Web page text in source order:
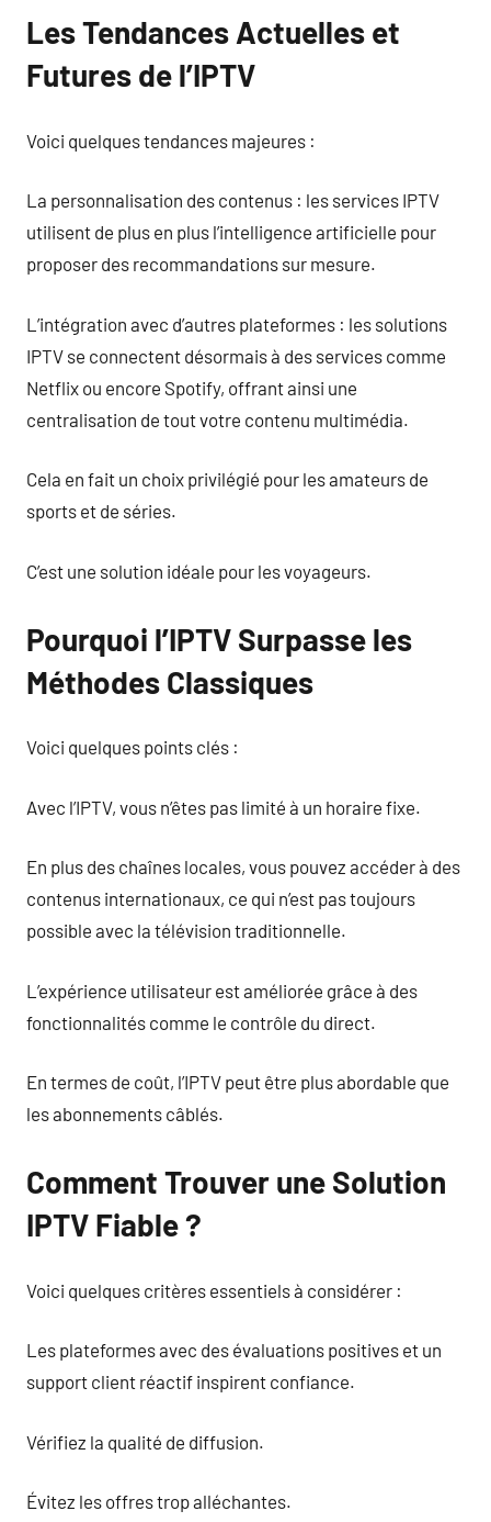
Les Tendances Actuelles et
Futures de l’IPTV
Voici quelques tendances majeures :
La personnalisation des contenus : les services IPTV
utilisent de plus en plus l’intelligence artificielle pour
proposer des recommandations sur mesure.
L’intégration avec d’autres plateformes : les solutions
IPTV se connectent désormais à des services comme
Netflix ou encore Spotify, offrant ainsi une
centralisation de tout votre contenu multimédia.
Cela en fait un choix privilégié pour les amateurs de
sports et de séries.
C’est une solution idéale pour les voyageurs.
Pourquoi l’IPTV Surpasse les
Méthodes Classiques
Voici quelques points clés :
Avec l’IPTV, vous n’êtes pas limité à un horaire fixe.
En plus des chaînes locales, vous pouvez accéder à des
contenus internationaux, ce qui n’est pas toujours
possible avec la télévision traditionnelle.
L’expérience utilisateur est améliorée grâce à des
fonctionnalités comme le contrôle du direct.
En termes de coût, l’IPTV peut être plus abordable que
les abonnements câblés.
Comment Trouver une Solution
IPTV Fiable ?
Voici quelques critères essentiels à considérer :
Les plateformes avec des évaluations positives et un
support client réactif inspirent confiance.
Vérifiez la qualité de diffusion.
Évitez les offres trop alléchantes.